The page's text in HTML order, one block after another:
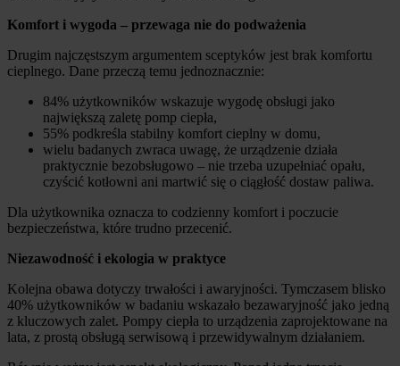
Komfort i wygoda – przewaga nie do podważenia
Drugim najczęstszym argumentem sceptyków jest brak komfortu
cieplnego. Dane przeczą temu jednoznacznie:
84% użytkowników wskazuje wygodę obsługi jako
największą zaletę pomp ciepła,
55% podkreśla stabilny komfort cieplny w domu,
wielu badanych zwraca uwagę, że urządzenie działa
praktycznie bezobsługowo – nie trzeba uzupełniać opału,
czyścić kotłowni ani martwić się o ciągłość dostaw paliwa.
Dla użytkownika oznacza to codzienny komfort i poczucie
bezpieczeństwa, które trudno przecenić.
Niezawodność i ekologia w praktyce
Kolejna obawa dotyczy trwałości i awaryjności. Tymczasem blisko
40% użytkowników w badaniu wskazało bezawaryjność jako jedną
z kluczowych zalet. Pompy ciepła to urządzenia zaprojektowane na
lata, z prostą obsługą serwisową i przewidywalnym działaniem.